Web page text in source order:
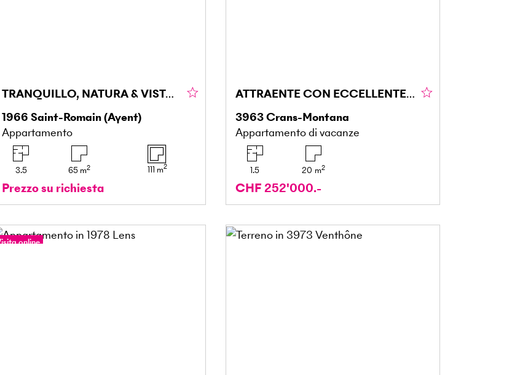
TRANQUILLO, NATURA & VISTA MONTAGNE
1966 Saint-Romain (Ayent)
Appartamento
3.5 65 m2 111 m2
Prezzo su richiesta
ATTRAENTE CON ECCELLENTE RENDITA DA LOCAZIONE
3963Crans-Montana
Appartamento di vacanze
1.5 20 m2
CHF 252'000.-
online